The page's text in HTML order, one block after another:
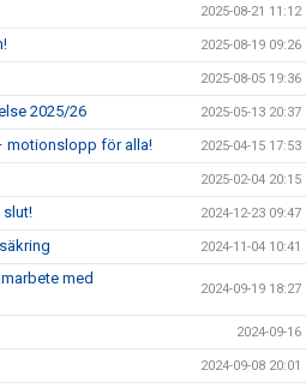
2025-08-21 11:12
2025-08-19 09:26
2025-08-05 19:36
2025/26 2025-05-13 20:37
motionslopp för alla! 2025-04-15 17:53
2025-02-04 20:15
slut! 2024-12-23 09:47
2024-11-04 10:41
med
2024-09-19 18:27
2024-09-16
2024-09-08 20:01